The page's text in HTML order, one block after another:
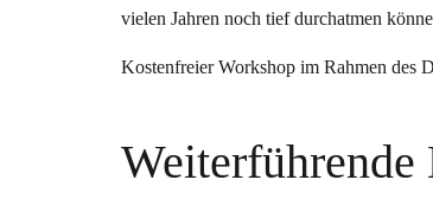
vielen Jahren noch tief durchatmen
Kostenfreier Workshop im Rahmen des
Weiterführende